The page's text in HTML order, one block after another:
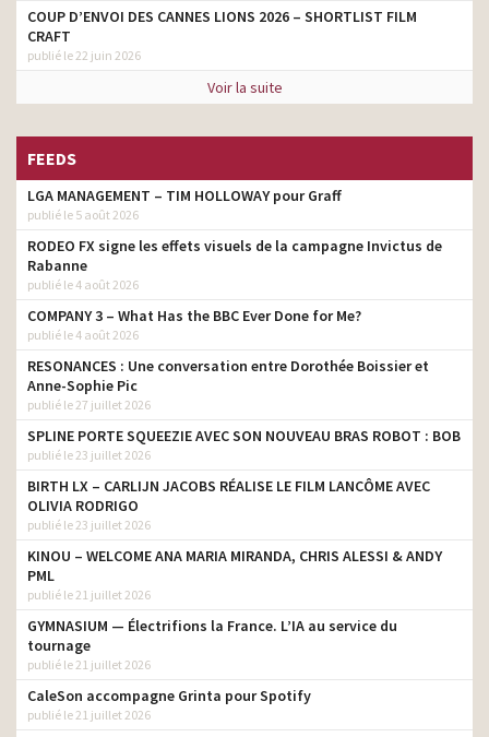
COUP D’ENVOI DES CANNES LIONS 2026 – SHORTLIST FILM
CRAFT
publié le 22 juin 2026
Voir la suite
FEEDS
LGA MANAGEMENT – TIM HOLLOWAY pour Graff
publié le 5 août 2026
RODEO FX signe les effets visuels de la campagne Invictus de
Rabanne
publié le 4 août 2026
COMPANY 3 – What Has the BBC Ever Done for Me?
publié le 4 août 2026
RESONANCES : Une conversation entre Dorothée Boissier et
Anne-Sophie Pic
publié le 27 juillet 2026
SPLINE PORTE SQUEEZIE AVEC SON NOUVEAU BRAS ROBOT : BOB
publié le 23 juillet 2026
BIRTH LX – CARLIJN JACOBS RÉALISE LE FILM LANCÔME AVEC
OLIVIA RODRIGO
publié le 23 juillet 2026
KINOU – WELCOME ANA MARIA MIRANDA, CHRIS ALESSI & ANDY
PML
publié le 21 juillet 2026
GYMNASIUM — Électrifions la France. L’IA au service du
tournage
publié le 21 juillet 2026
CaleSon accompagne Grinta pour Spotify
publié le 21 juillet 2026